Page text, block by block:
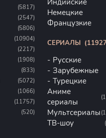
(5817)
(2547)
(5806)
(10904)
(2217)
(1908)
(833)
(5072)
(1066)
(11757)
(520)
Индийские
Немецкие
Французкие
СЕРИАЛЫ
Русские
Зарубежные
Турецкие
Аниме
сериалы
Мультсериалы
ТВ-шоу